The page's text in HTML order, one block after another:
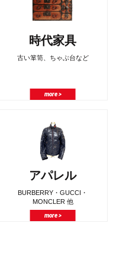
時代家具
古い箪笥、ちゃぶ台など
more >
アパレル
BURBERRY・GUCCI・
MONCLER 他
more >